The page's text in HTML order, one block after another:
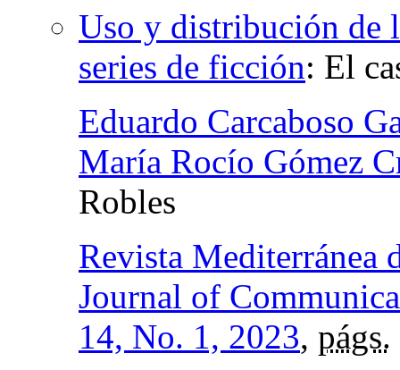
Uso y distribución de
series de ficción: El
Eduardo Carcaboso
María Rocío Gómez
Robles
Revista Mediterránea
Journal of
14, No. 1, 2023, págs.